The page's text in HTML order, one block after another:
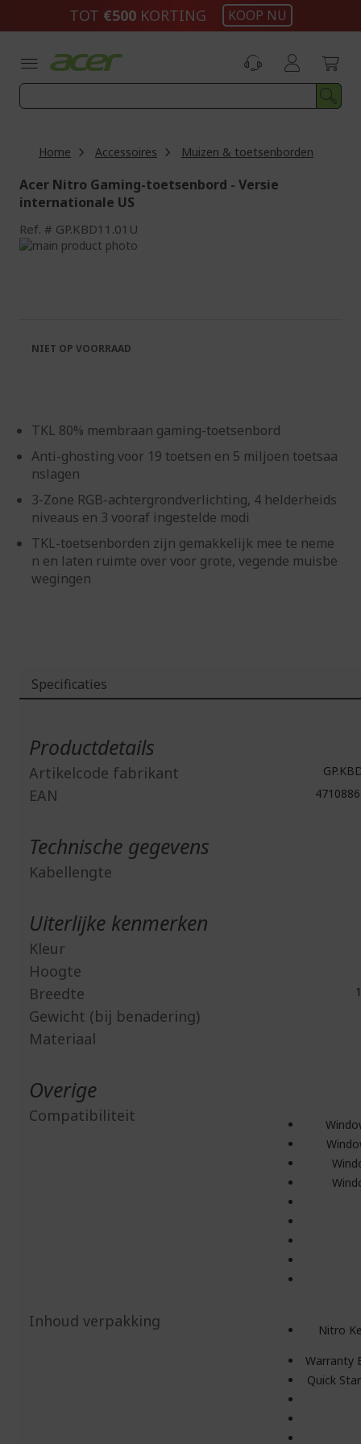
inhoud
TOT €500KORTING KOOP NU
Home Accessoires Muizen & toetsenborden
Acer Nitro Gaming-toetsenbord - Versie
internationale US
Ref. GP.KBD11.01U
Ga
afbeeldingen-
gallerij
afbeeldingen-
TKL 80% membraan gaming-toetsenbord
Anti-ghosting voor 19 toetsen en 5 miljoen toetsaa
nslagen
3-Zone RGB-achtergrondverlichting, 4 helderheids
niveaus en 3 vooraf ingestelde modi
TKL-toetsenborden zijn gemakkelijk mee te neme
n en laten ruimte over voor grote, vegende muisbe
wegingen
NIET OP VOORRAAD
Specificaties
Productdetails
Artikelcode fabrikant
EAN
Technische gegevens
Kabellengte
Uiterlijke kenmerken
Kleur
Hoogte
Breedte
Gewicht (bij benadering)
Materiaal
Overige
Compatibiliteit
Inhoud verpakking
Nitro
Warranty
Quick